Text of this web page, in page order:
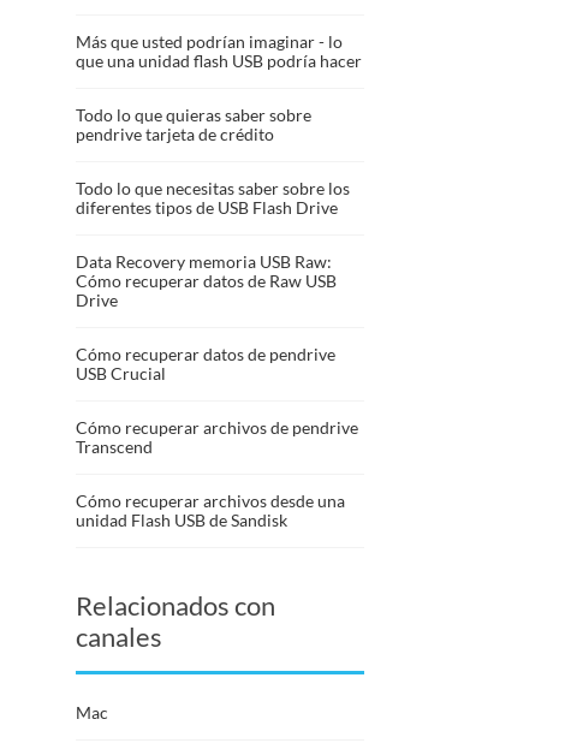
Más que usted podrían imaginar - lo
que una unidad flash USB podría hacer
Todo lo que quieras saber sobre
pendrive tarjeta de crédito
Todo lo que necesitas saber sobre los
diferentes tipos de USB Flash Drive
Data Recovery memoria USB Raw:
Cómo recuperar datos de Raw USB
Drive
Cómo recuperar datos de pendrive
USB Crucial
Cómo recuperar archivos de pendrive
Transcend
Cómo recuperar archivos desde una
unidad Flash USB de Sandisk
Relacionados con
canales
Mac